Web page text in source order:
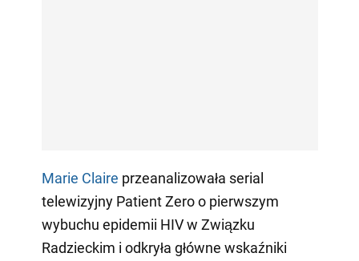
Marie Claire przeanalizowała serial
telewizyjny Patient Zero o pierwszym
wybuchu epidemii HIV w Związku
Radzieckim i odkryła główne wskaźniki